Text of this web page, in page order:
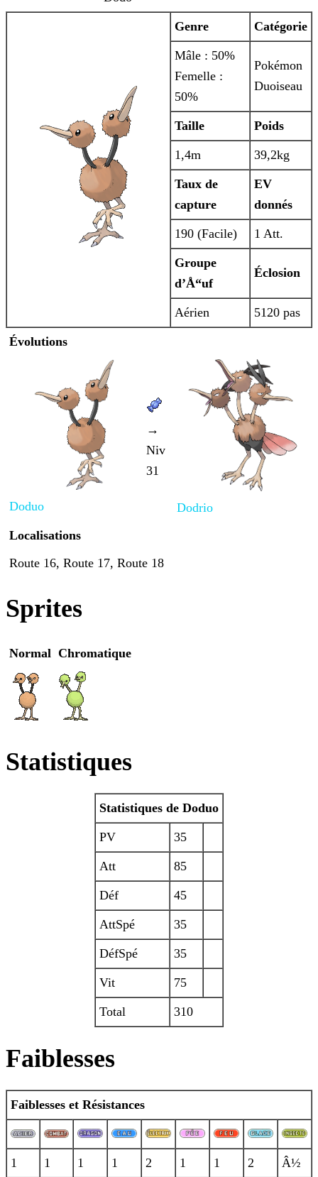
Genre Catégorie
Mâle : 50%
Femelle :
50%
Pokémon
Duoiseau
Taille Poids
1,4m 39,2kg
Taux de
capture
EV
donnés
190 (Facile) 1 Att.
Groupe
d’Å“uf
Éclosion
Aérien 5120 pas
Évolutions
Doduo
→
Niv
31
Dodrio
Localisations
Route 16, Route 17, Route 18
Sprites
Normal Chromatique
Statistiques
Statistiques de Doduo
PV 35
Att 85
Déf 45
AttSpé 35
DéfSpé 35
Vit 75
Total 310
Faiblesses
Faiblesses et Résistances
1 1 1 1 2 1 1 2 Â½